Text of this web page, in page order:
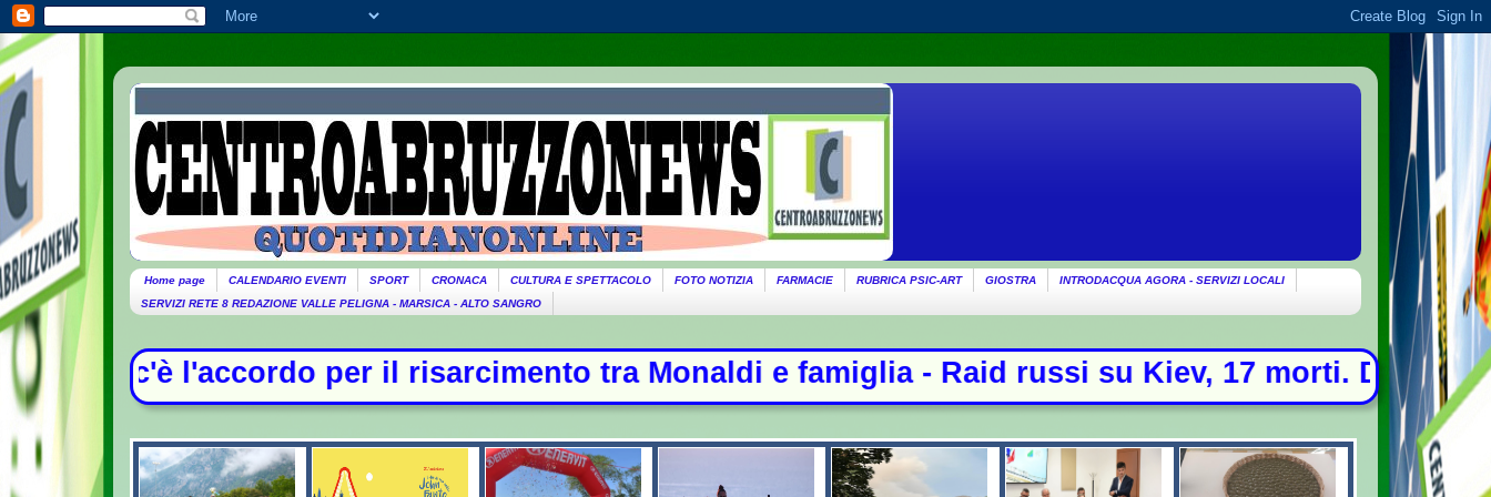
Home page CALENDARIO EVENTI SPORT CRONACA CULTURA E SPETTACOLO FOTO NOTIZIA FARMACIE RUBRICA PSIC-ART GIOSTRA
INTRODACQUA AGORA - SERVIZI LOCALI
SERVIZI RETE 8 REDAZIONE VALLE PELIGNA - MARSICA - ALTO SANGRO
per il risarcimento tra Monaldi e famiglia - Raid russi su Kiev, 17 morti. Drone con